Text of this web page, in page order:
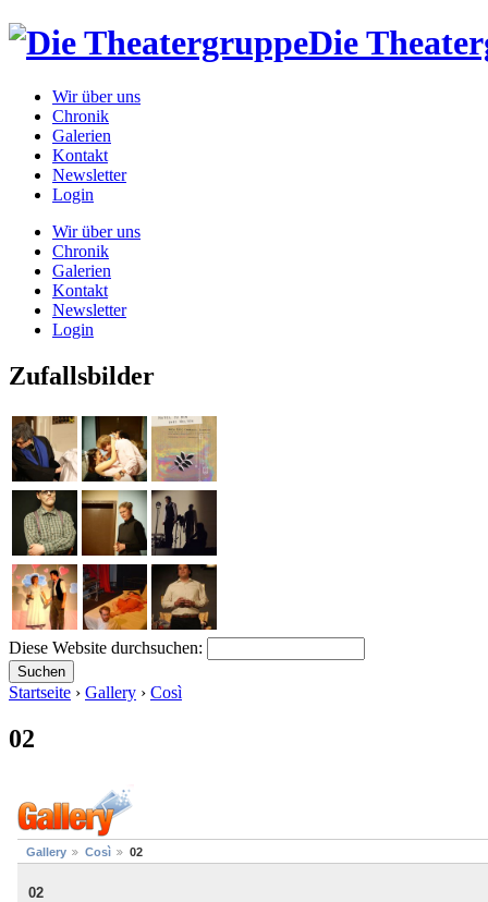
Die
Wir über uns
Chronik
Galerien
Kontakt
Newsletter
Login
Wir über uns
Chronik
Galerien
Kontakt
Newsletter
Login
Zufallsbilder
Diese Website durchsuchen:
Startseite › Gallery › Così
02
Gallery Così 02
02